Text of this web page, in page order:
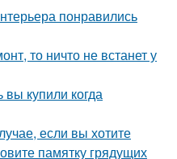
понравились
то ничто не встанет у
купили когда
если вы хотите
памятку грядущих